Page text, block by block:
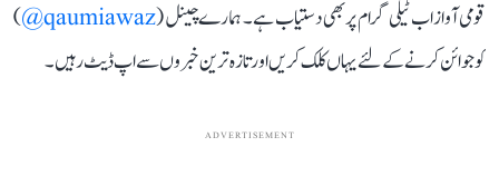
قومی آواز اب ٹیلی گرام پر بھی دستیاب ہے۔ ہمارے چینل (qaumiawaz@
)
کو جوائن کرنے کے لئے یہاں کلک کریں اور تازہ ترین خبروں سے اپ ڈیٹ رہیں۔
ADVERTISEMENT